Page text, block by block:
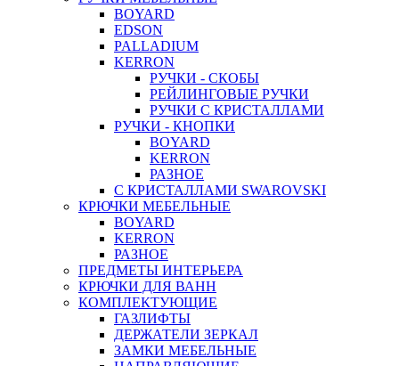
BOYARD
EDSON
PALLADIUM
KERRON
РУЧКИ - СКОБЫ
РЕЙЛИНГОВЫЕ РУЧКИ
РУЧКИ С КРИСТАЛЛАМИ
РУЧКИ - КНОПКИ
BOYARD
KERRON
РАЗНОЕ
С КРИСТАЛЛАМИ SWAROVSKI
КРЮЧКИ МЕБЕЛЬНЫЕ
BOYARD
KERRON
РАЗНОЕ
ПРЕДМЕТЫ ИНТЕРЬЕРА
КРЮЧКИ ДЛЯ ВАНН
КОМПЛЕКТУЮЩИЕ
ГАЗЛИФТЫ
ДЕРЖАТЕЛИ ЗЕРКАЛ
ЗАМКИ МЕБЕЛЬНЫЕ